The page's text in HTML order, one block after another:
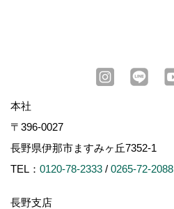
本社
〒396-0027
長野県伊那市ますみヶ丘7352-1
TEL： 0120-78-2333 / 0265-72-2088
長野支店